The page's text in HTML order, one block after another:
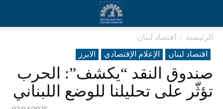
الرئيسية
اقتصاد لبنان
اقتصاد لبنان
الإعلام الإقتصادي الابرز
صندوق النقد “يكشف”: الحرب
تؤثّر على تحليلنا للوضع اللبناني